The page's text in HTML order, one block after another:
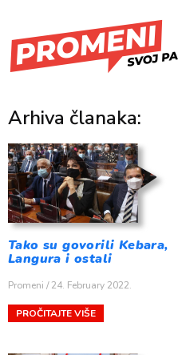
Arhiva članaka:
Tako su govorili Kebara,
Langura i ostali
Promeni 24. February 2022.
PROČITAJTE VIŠE